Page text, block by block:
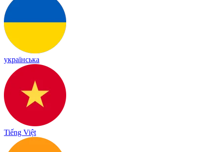
українська
Tiếng Việt